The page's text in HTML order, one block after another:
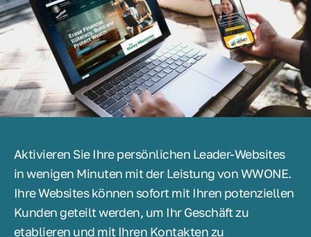
Aktivieren Sie Ihre persönlichen Leader-Websites
in wenigen Minuten mit der Leistung von WWONE.
Ihre Websites können sofort mit Ihren potenziellen
Kunden geteilt werden, um Ihr Geschäft zu
etablieren und mit Ihren Kontakten zu